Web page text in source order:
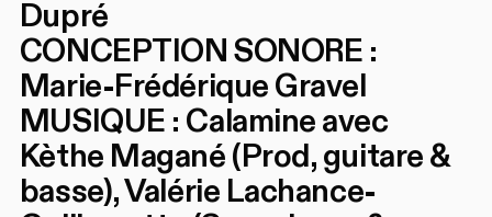
Dupré
CONCEPTION SONORE :
Marie-Frédérique Gravel
MUSIQUE : Calamine avec
Kèthe Magané (Prod, guitare &
basse), Valérie Lachance-